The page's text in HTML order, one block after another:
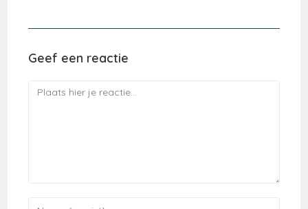
Geef een reactie
Reactie
Voer